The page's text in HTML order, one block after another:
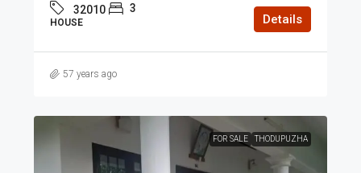
32010 3
HOUSE Details
57 years ago
FOR SALE THODUPUZHA